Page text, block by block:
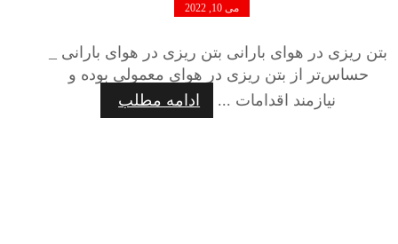
می 10, 2022
بتن ریزی در هوای بارانی بتن ریزی در هوای بارانی _
حساس‌تر از بتن ریزی در هوای معمولی بوده و
نیازمند اقدامات ...
ادامه مطلب